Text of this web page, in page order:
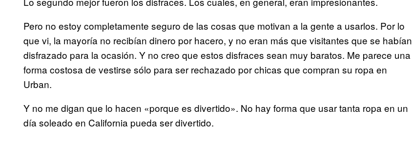
Pero no estoy completamente seguro de las cosas que motivan a la gente a usarlos. Por lo
que vi, la mayoría no recibían dinero por hacero, y no eran más que visitantes que se habían
disfrazado para la ocasión. Y no creo que estos disfraces sean muy baratos. Me parece una
forma costosa de vestirse sólo para ser rechazado por chicas que compran su ropa en
Urban.
Y no me digan que lo hacen «porque es divertido». No hay forma que usar tanta ropa en un
día soleado en California pueda ser divertido.